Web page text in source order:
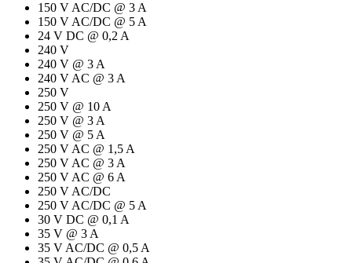
150 V AC/DC @ 3 A
150 V AC/DC @ 5 A
24 V DC @ 0,2 A
240 V
240 V @ 3 A
240 V AC @ 3 A
250 V
250 V @ 10 A
250 V @ 3 A
250 V @ 5 A
250 V AC @ 1,5 A
250 V AC @ 3 A
250 V AC @ 6 A
250 V AC/DC
250 V AC/DC @ 5 A
30 V DC @ 0,1 A
35 V @ 3 A
35 V AC/DC @ 0,5 A